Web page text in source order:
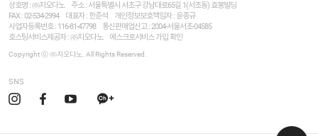
상호명 : ㈜지오다노
주소 : 서울특별시 서초구 강남대로65길 1(서초동) 효봉빌딩
FAX : 02-534-2994
대표자 : 한준석 개인정보보호책임자 : 윤종규
사업자등록번호 : 116-81-47798
통신판매업신고 : 2004-서울서초-04585
호스팅서비스제공자 : ㈜지오다노
에스크로서비스 가입 확인
Copyright ⓒ ㈜지오다노. All Rights Reserved.
SNS